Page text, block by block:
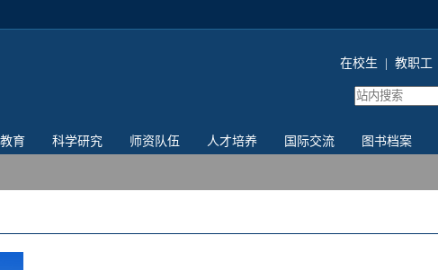
在校生 教职工
育 科学研究 师资队伍 人才培养 国际交流 图书档案